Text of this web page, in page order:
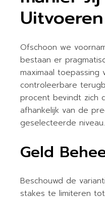
Uitvoeren
Ofschoon we
bestaan er
maximaal toepassing
controleerbare
procent bevindt zich
afhankelijk van de
geselecteerde niveau.
Geld
Beschouwd de
stakes te limiteren